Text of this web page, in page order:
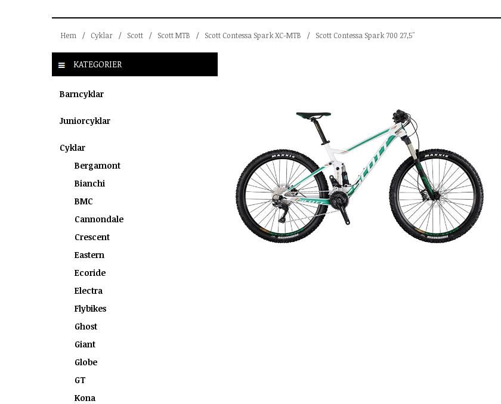
Hem / Cyklar / Scott / Scott MTB / Scott Contessa Spark XC-MTB / Scott Contessa Spark 700 27,5"
KATEGORIER
Barncyklar
Juniorcyklar
Cyklar
Bergamont
Bianchi
BMC
Cannondale
Crescent
Eastern
Ecoride
Electra
Flybikes
Ghost
Giant
Globe
GT
Kona